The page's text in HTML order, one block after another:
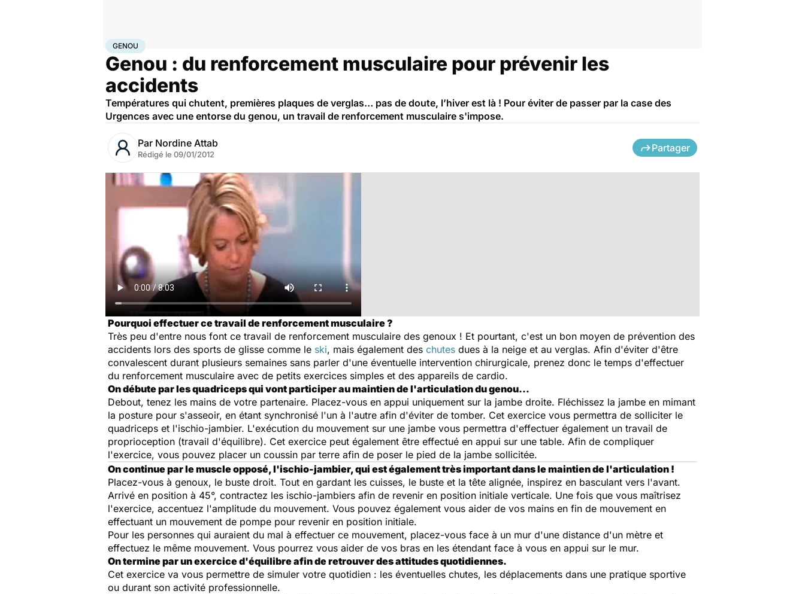
AccueilBien-être
GENOU
Genou : du renforcement musculaire pour prévenir les
accidents
Températures qui chutent, premières plaques de verglas… pas de doute, l’hiver est là ! Pour éviter de passer par la case des
Urgences avec une entorse du genou, un travail de renforcement musculaire s'impose.
Par Nordine Attab
Rédigé le 09/01/2012
Partager
Pourquoi effectuer ce travail de renforcement musculaire ?
Très peu d'entre nous font ce travail de renforcement musculaire des genoux ! Et pourtant, c'est un bon moyen de prévention des
accidents lors des sports de glisse comme le ski, mais également des chutes dues à la neige et au verglas. Afin d'éviter d'être
convalescent durant plusieurs semaines sans parler d'une éventuelle intervention chirurgicale, prenez donc le temps d'effectuer
du renforcement musculaire avec de petits exercices simples et des appareils de cardio.
On débute par les quadriceps qui vont participer au maintien de l'articulation du genou…
Debout, tenez les mains de votre partenaire. Placez-vous en appui uniquement sur la jambe droite. Fléchissez la jambe en mimant
la posture pour s'asseoir, en étant synchronisé l'un à l'autre afin d'éviter de tomber. Cet exercice vous permettra de solliciter le
quadriceps et l'ischio-jambier. L'exécution du mouvement sur une jambe vous permettra d'effectuer également un travail de
proprioception (travail d'équilibre). Cet exercice peut également être effectué en appui sur une table. Afin de compliquer
l'exercice, vous pouvez placer un coussin par terre afin de poser le pied de la jambe sollicitée.
On continue par le muscle opposé, l'ischio-jambier, qui est également très important dans le maintien de l'articulation !
Placez-vous à genoux, le buste droit. Tout en gardant les cuisses, le buste et la tête alignée, inspirez en basculant vers l'avant.
Arrivé en position à 45°, contractez les ischio-jambiers afin de revenir en position initiale verticale. Une fois que vous maîtrisez
l'exercice, accentuez l'amplitude du mouvement. Vous pouvez également vous aider de vos mains en fin de mouvement en
effectuant un mouvement de pompe pour revenir en position initiale.
Pour les personnes qui auraient du mal à effectuer ce mouvement, placez-vous face à un mur d'une distance d'un mètre et
effectuez le même mouvement. Vous pourrez vous aider de vos bras en les étendant face à vous en appui sur le mur.
On termine par un exercice d'équilibre afin de retrouver des attitudes quotidiennes.
Cet exercice va vous permettre de simuler votre quotidien : les éventuelles chutes, les déplacements dans une pratique sportive
ou durant son activité professionnelle.